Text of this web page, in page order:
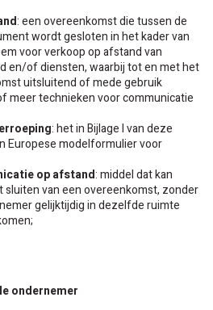
: een overeenkomst die tussen de
wordt gesloten in het kader van
voor verkoop op afstand van
en/of diensten, waarbij tot en met het
uitsluitend of mede gebruik
meer technieken voor communicatie
: het in Bijlage I van deze
Europese modelformulier voor
op afstand: middel dat kan
van een overeenkomst, zonder
gelijktijdig in dezelfde ruimte
ondernemer